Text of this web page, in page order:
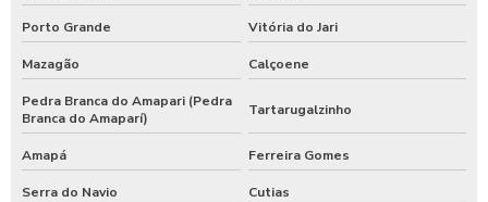
Porto Grande Vitória do Jari
Mazagão Calçoene
Pedra Branca do Amapari (Pedra
Branca do Amaparí)
Tartarugalzinho
Amapá Ferreira Gomes
Serra do Navio Cutias